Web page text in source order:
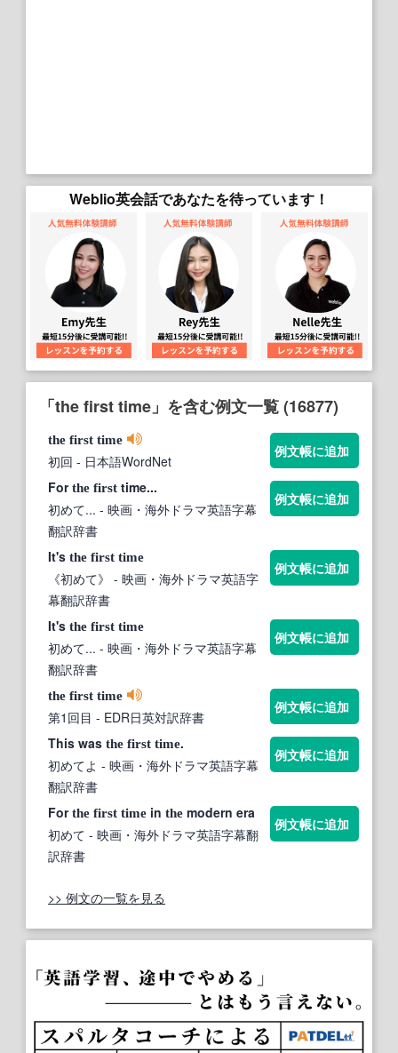
Weblio英会話であなたを待っています！
「the first time」を含む例文一覧 (16877)
the first time
初回 - 日本語WordNet
例文帳に追加
Forthe first time...
初めて... - 映画・海外ドラマ英語字幕
翻訳辞書
例文帳に追加
It's the first time
《初めて》 - 映画・海外ドラマ英語字
幕翻訳辞書
例文帳に追加
It's the first time
初めて... - 映画・海外ドラマ英語字幕
翻訳辞書
例文帳に追加
the first time
第1回目 - EDR日英対訳辞書
例文帳に追加
This was the first time.
初めてよ - 映画・海外ドラマ英語字幕
翻訳辞書
例文帳に追加
Forthe first time in the modern era
初めて - 映画・海外ドラマ英語字幕翻
訳辞書
例文帳に追加
>> 例文の一覧を見る